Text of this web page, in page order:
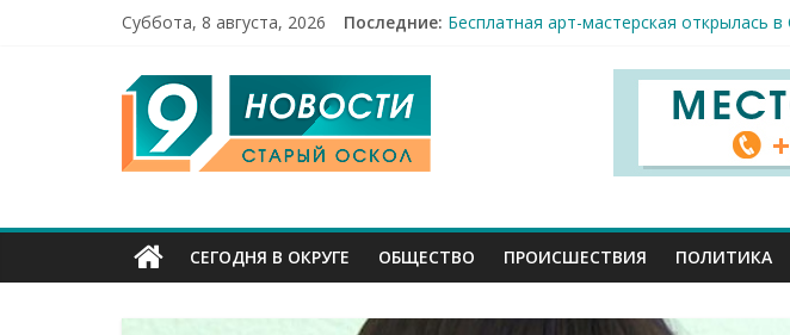
Суббота, 8 августа, 2026 Последние: Бесплатная арт-мастерская открылась
49,5 млн руб. похитили мошенники у
Строители принимают поздравления с
Праздник спорта и достижений: в
9
Канал
Старый
Оскол
СЕГОДНЯ В ОКРУГЕ ОБЩЕСТВО ПРОИСШЕСТВИЯ ПОЛИТИКА